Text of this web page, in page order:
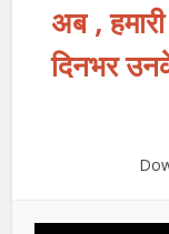
अब ,
दिनभर